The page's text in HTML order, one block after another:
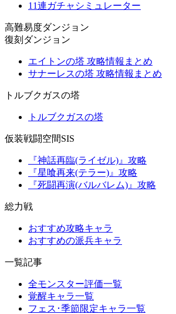
11連ガチャシミュレーター
高難易度ダンジョン
復刻ダンジョン
エイトンの塔 攻略情報まとめ
サナーレスの塔 攻略情報まとめ
トルブクガスの塔
トルブクガスの塔
仮装戦闘空間SIS
『神話再臨(ライゼル)』攻略
『星喰再来(テラー)』攻略
『死闘再演(バルバレム)』攻略
総力戦
おすすめ攻略キャラ
おすすめの派兵キャラ
一覧記事
全モンスター評価一覧
覚醒キャラ一覧
フェス･季節限定キャラ一覧